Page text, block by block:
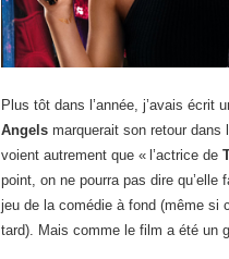
Plus tôt dans l’année, j’avais écrit
Angels marquerait son retour dans
voient autrement que « l’actrice de
point, on ne pourra pas dire
jeu de la comédie à fond (même si
tard). Mais comme le film a été un